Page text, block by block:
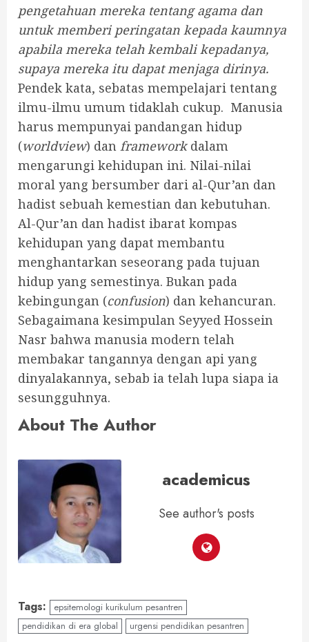
pengetahuan mereka tentang agama dan
untuk memberi peringatan kepada kaumnya
apabila mereka telah kembali kepadanya,
supaya mereka itu dapat menjaga dirinya.
Pendek kata, sebatas mempelajari tentang
ilmu-ilmu umum tidaklah cukup. Manusia
harus mempunyai pandangan hidup
(worldview) dan frameworkdalam
mengarungi kehidupan ini. Nilai-nilai
moral yang bersumber dari al-Qur’an dan
hadist sebuah kemestian dan kebutuhan.
Al-Qur’an dan hadist ibarat kompas
kehidupan yang dapat membantu
menghantarkan seseorang pada tujuan
hidup yang semestinya. Bukan pada
kebingungan (confusion) dan kehancuran.
Sebagaimana kesimpulan Seyyed Hossein
Nasr bahwa manusia modern telah
membakar tangannya dengan api yang
dinyalakannya, sebab ia telah lupa siapa ia
sesungguhnya.
About The Author
academicus
See author's posts
Tags:
epsitemologi kurikulum pesantren
pendidikan di era global
urgensi pendidikan pesantren